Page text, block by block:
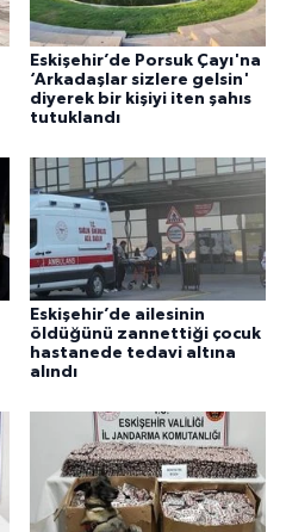
Eskişehir’de Porsuk Çayı'na
‘Arkadaşlar sizlere gelsin'
diyerek bir kişiyi iten şahıs
tutuklandı
Eskişehir’de ailesinin
öldüğünü zannettiği çocuk
hastanede tedavi altına
alındı